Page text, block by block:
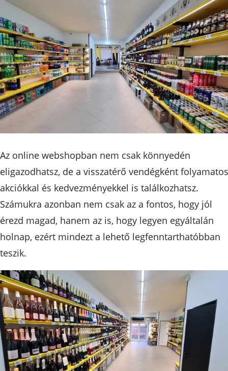
Az online webshopban nem csak könnyedén
eligazodhatsz, de a visszatérő vendégként folyamatos
akciókkal és kedvezményekkel is találkozhatsz.
Számukra azonban nem csak az a fontos, hogy jól
érezd magad, hanem az is, hogy legyen egyáltalán
holnap, ezért mindezt a lehető legfenntarthatóbban
teszik.